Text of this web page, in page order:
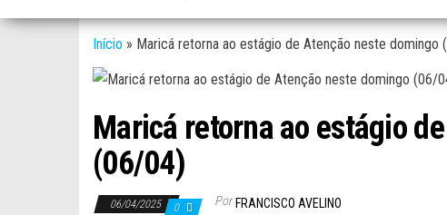
Início » Maricá retorna ao estágio de Atenção neste domingo
Maricá retorna ao estágio
(06/04)
06/04/2025 0 Por FRANCISCO AVELINO